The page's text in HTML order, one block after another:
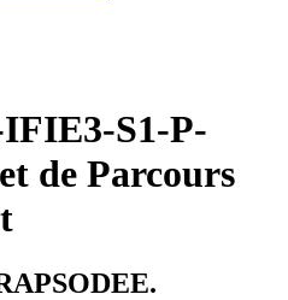
S1-P-
de Parcours